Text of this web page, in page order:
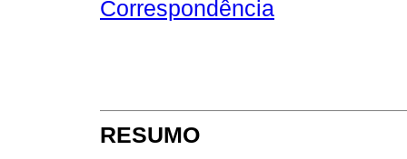
Correspondência
RESUMO